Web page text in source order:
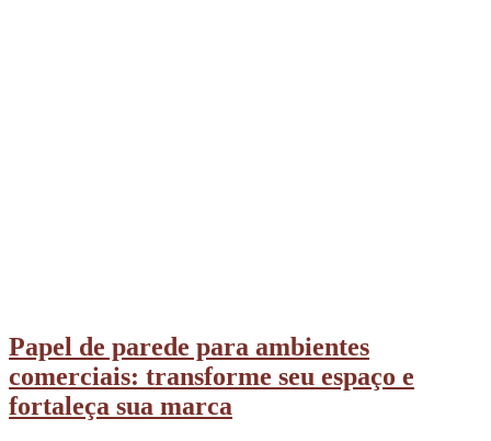
Papel de parede para ambientes
comerciais: transforme seu espaço e
fortaleça sua marca